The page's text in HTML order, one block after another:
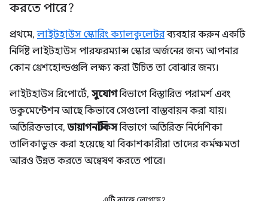
করতে পারে?
প্রথমে,লাইটহাউস স্কোরিং ক্যালকুলেটরব্যবহার করুন একটি
নির্দিষ্ট লাইটহাউস পারফরম্যান্স স্কোর অর্জনের জন্য আপনার
কোন থ্রেশহোল্ডগুলি লক্ষ্য করা উচিত তা বোঝার জন্য।
লাইটহাউস রিপোর্টে, সুযোগবিভাগে বিস্তারিত পরামর্শ এবং
ডকুমেন্টেশন আছে কিভাবে সেগুলো বাস্তবায়ন করা যায়।
অতিরিক্তভাবে,ডায়াগনস্টিকসবিভাগে অতিরিক্ত নির্দেশিকা
তালিকাভুক্ত করা হয়েছে যা বিকাশকারীরা তাদের কর্মক্ষমতা
আরও উন্নত করতে অন্বেষণ করতে পারে।